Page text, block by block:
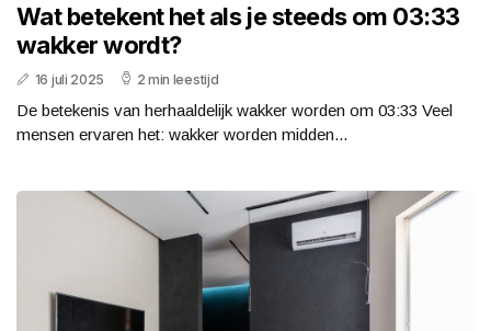
Wat betekent het als je steeds om 03:33
wakker wordt?
16 juli 2025 2 min leestijd
De betekenis van herhaaldelijk wakker worden om 03:33 Veel
mensen ervaren het: wakker worden midden...